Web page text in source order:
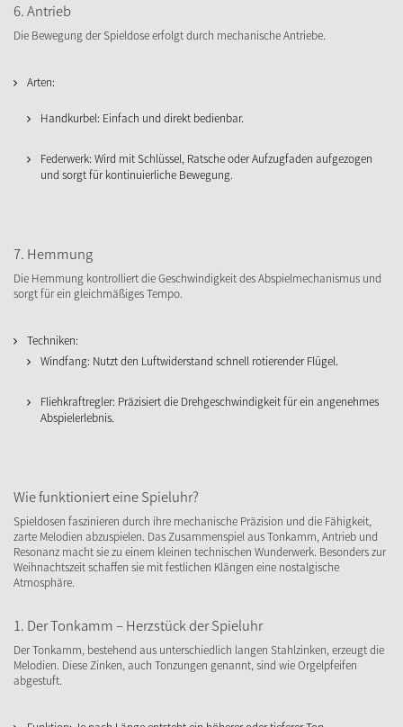
6. Antrieb
Die Bewegung der Spieldose erfolgt durch mechanische Antriebe.
Arten:
​Handkurbel: Einfach und direkt bedienbar.
Federwerk: Wird mit Schlüssel, Ratsche oder Aufzugfaden aufgezogen
und sorgt für kontinuierliche Bewegung.
7. Hemmung
Die Hemmung kontrolliert die Geschwindigkeit des Abspielmechanismus und
sorgt für ein gleichmäßiges Tempo.
Techniken:
Windfang: Nutzt den Luftwiderstand schnell rotierender Flügel.
Fliehkraftregler: Präzisiert die Drehgeschwindigkeit für ein angenehmes
Abspielerlebnis.
Wie funktioniert eine Spieluhr?
Spieldosen faszinieren durch ihre mechanische Präzision und die Fähigkeit,
zarte Melodien abzuspielen. Das Zusammenspiel aus Tonkamm, Antrieb und
Resonanz macht sie zu einem kleinen technischen Wunderwerk. Besonders zur
Weihnachtszeit schaffen sie mit festlichen Klängen eine nostalgische
Atmosphäre.
1. Der Tonkamm – Herzstück der Spieluhr
Der Tonkamm, bestehend aus unterschiedlich langen Stahlzinken, erzeugt die
Melodien. Diese Zinken, auch Tonzungen genannt, sind wie Orgelpfeifen
abgestuft.